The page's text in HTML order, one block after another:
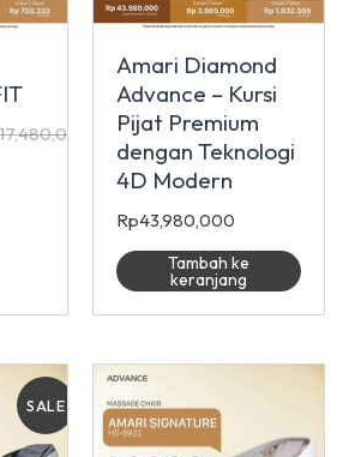
17,480,000
Amari Diamond
Advance – Kursi
Pijat Premium
dengan Teknologi
4D Modern
Rp43,980,000
Tambah ke
keranjang
SALE